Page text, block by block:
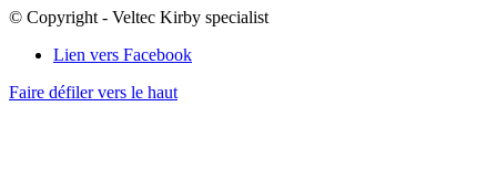
© Copyright - Veltec Kirby specialist
Lien vers Facebook
Faire défiler vers le haut